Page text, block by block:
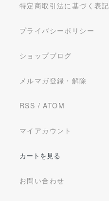
特定商取引法に基づく表記
プライバシーポリシー
ショップブログ
メルマガ登録・解除
RSS /ATOM
マイアカウント
カートを見る
お問い合わせ